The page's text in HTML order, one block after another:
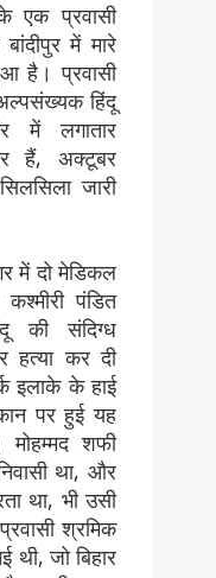
एक प्रवासी
में मारे
है। प्रवासी
हिंदू
में लगातार
हैं, अक्टूबर
जारी
में दो मेडिकल
पंडित
की संदिग्ध
हत्या कर दी
इलाके के हाई
पर हुई यह
मोहम्मद शफी
था, और
था, भी उसी
श्रमिक
थी, जो बिहार